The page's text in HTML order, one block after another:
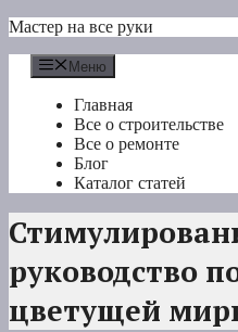
Перейти
содержимому
Мастер на все руки
Меню
Главная
Все о строительстве
Все о ремонте
Блог
Каталог статей
руководство
цветущей